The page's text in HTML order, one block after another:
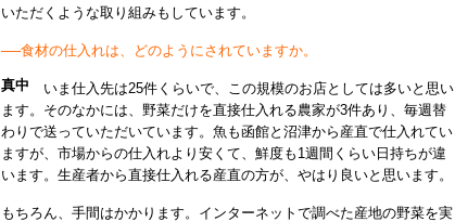
いただくような取り組みもしています。
──食材の仕入れは、どのようにされていますか。
真中
いま仕入先は25件くらいで、この規模のお店としては多いと思い
ます。そのなかには、野菜だけを直接仕入れる農家が3件あり、毎週替
わりで送っていただいています。魚も函館と沼津から産直で仕入れてい
ますが、市場からの仕入れより安くて、鮮度も1週間くらい日持ちが違
います。生産者から直接仕入れる産直の方が、やはり良いと思います。
もちろん、手間はかかります。インターネットで調べた産地の野菜を実